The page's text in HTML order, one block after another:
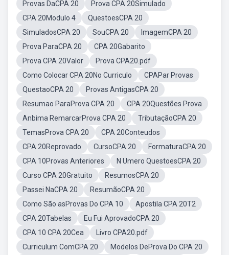
Provas DaCPA 20
Prova CPA 20Simulado
CPA 20Modulo 4
QuestoesCPA 20
SimuladosCPA 20
SouCPA 20
ImagemCPA 20
Prova ParaCPA 20
CPA 20Gabarito
Prova CPA 20Valor
Prova CPA20.pdf
Como Colocar CPA 20No Curriculo
CPAPar Provas
QuestaoCPA 20
Provas AntigasCPA 20
Resumao ParaProva CPA 20
CPA 20Questões Prova
Anbima RemarcarProva CPA 20
TributaçãoCPA 20
TemasProva CPA 20
CPA 20Conteudos
CPA 20Reprovado
CursoCPA 20
FormaturaCPA 20
CPA 10Provas Anteriores
N Umero QuestoesCPA 20
Curso CPA 20Gratuito
ResumosCPA 20
Passei NaCPA 20
ResumãoCPA 20
Como São asProvas Do CPA 10
Apostila CPA 20T2
CPA 20Tabelas
Eu Fui AprovadoCPA 20
CPA 10 CPA 20Cea
Livro CPA20.pdf
Curriculum ComCPA 20
Modelos DeProva Do CPA 20